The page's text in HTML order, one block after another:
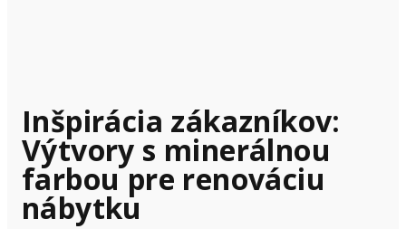
Inšpirácia zákazníkov:
Výtvory s minerálnou
farbou pre renováciu
nábytku